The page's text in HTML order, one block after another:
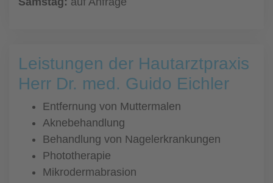
Leistungen der Hautarztpraxis
Herr Dr. med. Guido Eichler
Entfernung von Muttermalen
Aknebehandlung
Behandlung von Nagelerkrankungen
Phototherapie
Mikrodermabrasion